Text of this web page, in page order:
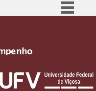
Participe
Acesso à informação
Legislação